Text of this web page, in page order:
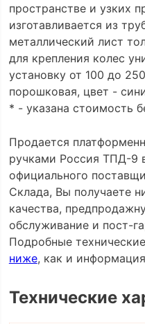
пространстве и узких
изготавливается из
металлический лист
для крепления колес
установку от 100 до
порошковая, цвет -
* - указана стоимость
Продается
ручками Россия ТПД-9
официального
Склада, Вы получаете
качества,
обслуживание и пост-
Подробные
ниже, как и
Технические